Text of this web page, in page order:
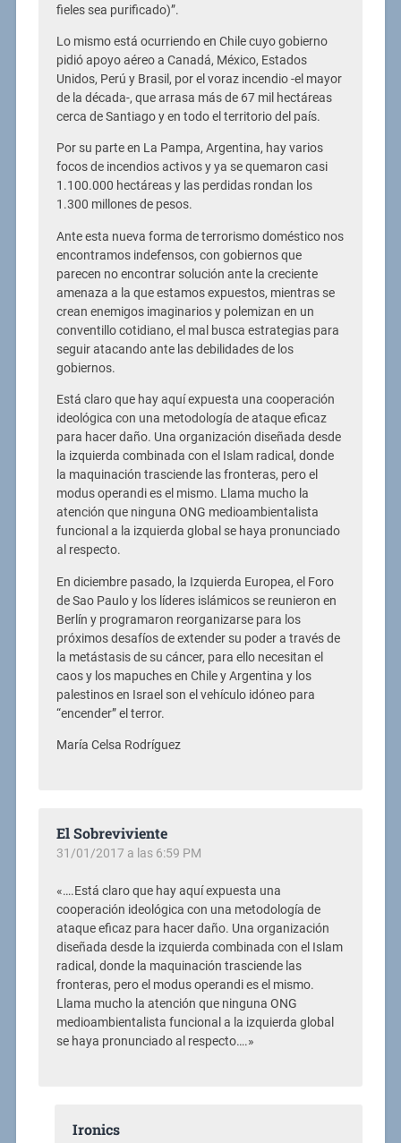
fieles sea purificado)”.
Lo mismo está ocurriendo en Chile cuyo gobierno
pidió apoyo aéreo a Canadá, México, Estados
Unidos, Perú y Brasil, por el voraz incendio -el mayor
de la década-, que arrasa más de 67 mil hectáreas
cerca de Santiago y en todo el territorio del país.
Por su parte en La Pampa, Argentina, hay varios
focos de incendios activos y ya se quemaron casi
1.100.000 hectáreas y las perdidas rondan los
1.300 millones de pesos.
Ante esta nueva forma de terrorismo doméstico nos
encontramos indefensos, con gobiernos que
parecen no encontrar solución ante la creciente
amenaza a la que estamos expuestos, mientras se
crean enemigos imaginarios y polemizan en un
conventillo cotidiano, el mal busca estrategias para
seguir atacando ante las debilidades de los
gobiernos.
Está claro que hay aquí expuesta una cooperación
ideológica con una metodología de ataque eficaz
para hacer daño. Una organización diseñada desde
la izquierda combinada con el Islam radical, donde
la maquinación trasciende las fronteras, pero el
modus operandi es el mismo. Llama mucho la
atención que ninguna ONG medioambientalista
funcional a la izquierda global se haya pronunciado
al respecto.
En diciembre pasado, la Izquierda Europea, el Foro
de Sao Paulo y los líderes islámicos se reunieron en
Berlín y programaron reorganizarse para los
próximos desafíos de extender su poder a través de
la metástasis de su cáncer, para ello necesitan el
caos y los mapuches en Chile y Argentina y los
palestinos en Israel son el vehículo idóneo para
“encender” el terror.
María Celsa Rodríguez
El Sobreviviente
31/01/2017 a las 6:59 PM
«….Está claro que hay aquí expuesta una
cooperación ideológica con una metodología de
ataque eficaz para hacer daño. Una organización
diseñada desde la izquierda combinada con el Islam
radical, donde la maquinación trasciende las
fronteras, pero el modus operandi es el mismo.
Llama mucho la atención que ninguna ONG
medioambientalista funcional a la izquierda global
se haya pronunciado al respecto….»
Ironics